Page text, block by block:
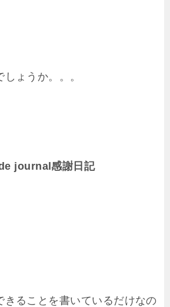
ょうか。。。
journal感謝日記
きることを書いているだけなの